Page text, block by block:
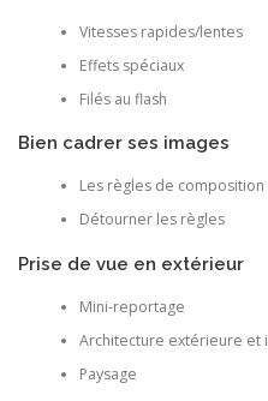
Vitesses rapides/lentes
Effets spéciaux
Filés au flash
Bien cadrer ses images
Les règles de composition
Détourner les règles
Prise de vue en extérieur
Mini-reportage
Architecture extérieure et
Paysage